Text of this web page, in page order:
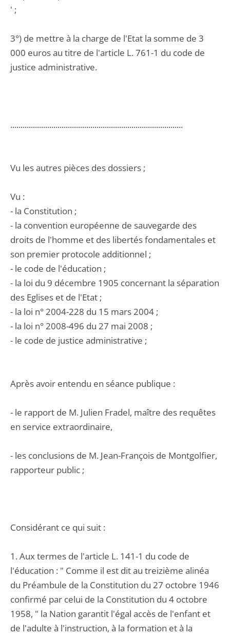
' ;
3°) de mettre à la charge de l'Etat la somme de 3
000 euros au titre de l'article L. 761-1 du code de
justice administrative.
....................................................................................
Vu les autres pièces des dossiers ;
Vu :
- la Constitution ;
- la convention européenne de sauvegarde des
droits de l'homme et des libertés fondamentales et
son premier protocole additionnel ;
- le code de l'éducation ;
- la loi du 9 décembre 1905 concernant la séparation
des Eglises et de l'Etat ;
- la loi n° 2004-228 du 15 mars 2004 ;
- la loi n° 2008-496 du 27 mai 2008 ;
- le code de justice administrative ;
Après avoir entendu en séance publique :
- le rapport de M. Julien Fradel, maître des requêtes
en service extraordinaire,
- les conclusions de M. Jean-François de Montgolfier,
rapporteur public ;
Considérant ce qui suit :
1. Aux termes de l'article L. 141-1 du code de
l'éducation : " Comme il est dit au treizième alinéa
du Préambule de la Constitution du 27 octobre 1946
confirmé par celui de la Constitution du 4 octobre
1958, " la Nation garantit l'égal accès de l'enfant et
de l'adulte à l'instruction, à la formation et à la